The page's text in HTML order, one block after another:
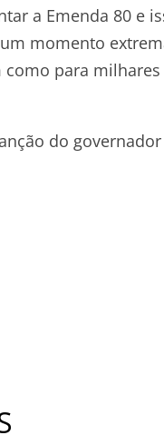
a Emenda 80 e
momento
para
do